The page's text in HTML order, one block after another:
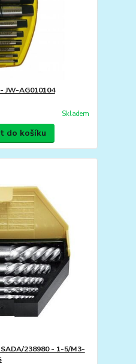
JW-AG010104
Skladem
do košíku
238980 - 1-5/M3-